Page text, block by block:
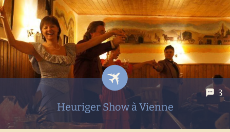
beaucoup de plaisir à découvrir de nouveaux vins et
cépages, mais soyons honnêtes, nous sommes loin, voir
très loin d’être des pros ! Non pas dans l’idée de nous mettre
à...
3
Heuriger Show à Vienne